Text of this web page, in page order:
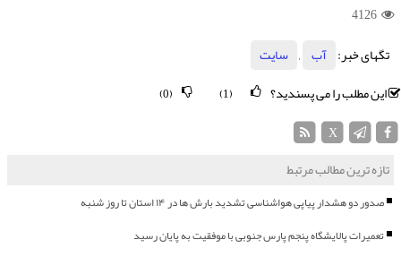
4126
تگهای خبر:
آب ,
سایت
این مطلب را می پسندید؟
(0)
تازه ترین مطالب مرتبط
صدور دو هشدار پیاپی هواشناسی تشدید بارش ها در ۱۴ استان تا روز شنبه
تعمیرات پالایشگاه پنجم پارس جنوبی با موفقیت به پایان رسید